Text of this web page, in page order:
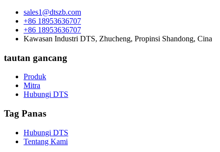
sales1@dtszb.com
+86 18953636707
+86 18953636707
Kawasan Industri DTS, Zhucheng, Propinsi Shandong, Cina
tautan gancang
Produk
Mitra
Hubungi DTS
Tag Panas
Hubungi DTS
Tentang Kami